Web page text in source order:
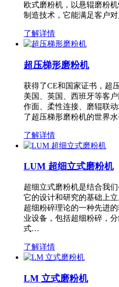
欧式磨粉机，以悬辊磨粉
制造技术，它能满足客户
了解详情
超压梯形磨粉机
获得了CE和国家证书，超
美国、英国、西班牙等客
作面、柔性连接、磨辊联
了超压梯形磨粉机的世界
了解详情
LUM 超细立式磨粉机
超细立式磨粉机是结合我
它的设计和研究的基础上
超细粉碎理论的一种先进
业设备，包括超细粉碎，
式…
了解详情
LM 立式磨粉机